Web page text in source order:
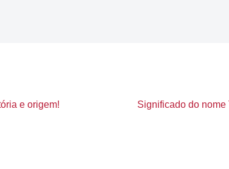
e origem! Significado do nome